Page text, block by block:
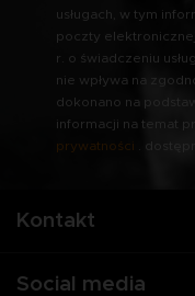
Kontakt
Social media
usługach, w tym
poczty
r. o świadczeniu
nie wpływa na
dokonano na
informacji na temat
prywatności
.